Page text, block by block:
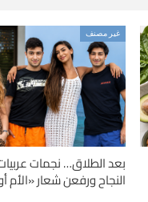
غير مصنف
بعد الطلاق… نجمات
النجاح ورفعن شعار «الأم